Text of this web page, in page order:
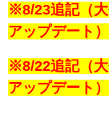
※8/23追記（
アップデート）
※8/22追記（
アップデート）